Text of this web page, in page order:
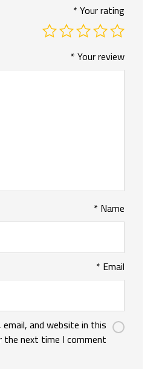
Your rating
*
Your review
*
Name
*
Email
*
and website in this
next time I comment.